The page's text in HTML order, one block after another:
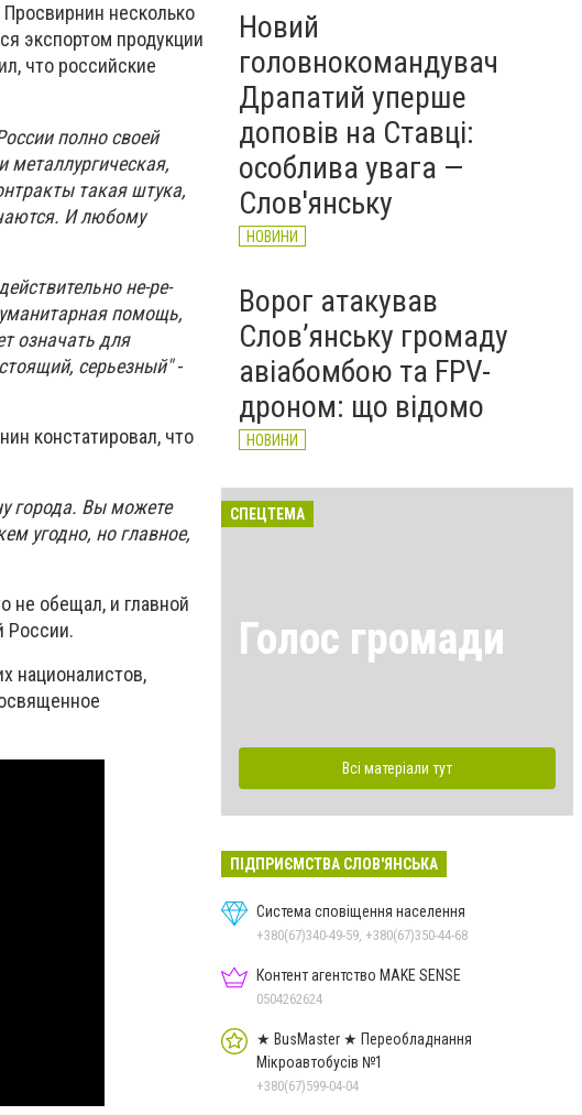
несколько
экспортом продукции
что российские
полно своей
такая штука,
И любому
не-ре-
помощь,
означать для
серьезный"-
констатировал, что
города. Вы можете
угодно, но главное,
не обещал, и главной
России.
националистов,
Новий
головнокомандувач
Драпатий уперше
доповів на Ставці:
особлива увага —
Слов'янську
НОВИНИ
Ворог атакував
Слов’янську громаду
авіабомбою та FPV-
дроном: що відомо
НОВИНИ
СПЕЦТЕМА
Голос громади
Всі матеріали тут
ПІДПРИЄМСТВА СЛОВ'ЯНСЬКА
Система сповіщення населення
+380(67)340-49-59, +380(67)350-44-68
Контент агентство MAKE SENSE
0504262624
★ BusMaster ★ Переобладнання
Мікроавтобусів №1
+380(67)599-04-04